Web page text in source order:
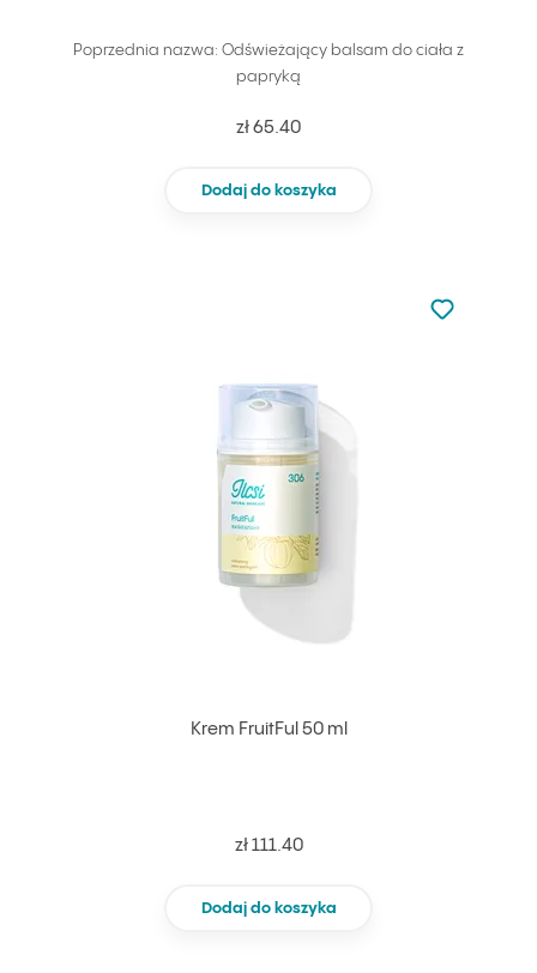
Poprzednia nazwa: Odświeżający balsam do ciała z
papryką
zł 65.40
Dodaj do koszyka
Krem FruitFul 50 ml
zł 111.40
Dodaj do koszyka
Nie dodano
Dodaj do